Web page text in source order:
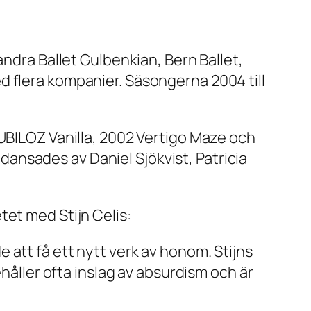
Ballet Gulbenkian, Bern Ballet,
flera kompanier. Säsongerna 2004 till
Vanilla, 2002Vertigo Maze och
av Daniel Sjökvist, Patricia
med Stijn Celis:
att få ett nytt verk av honom. Stijns
ofta inslag av absurdism och är